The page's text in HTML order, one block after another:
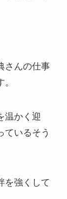
さんの仕事
温かく迎
ているそう
を強くして